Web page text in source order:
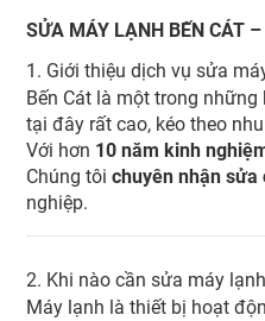
SỬA MÁY LẠNH BẾN CÁT
1. Giới thiệu dịch vụ sửa
Bến Cát là một trong
tại đây rất cao, kéo theo
Với hơn 10 năm kinh
Chúng tôi chuyên nhận
nghiệp.
2. Khi nào cần sửa máy
Máy lạnh là thiết bị hoạt